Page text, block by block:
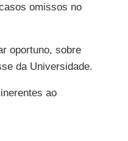
omissos no
oportuno, sobre
da Universidade.
ao